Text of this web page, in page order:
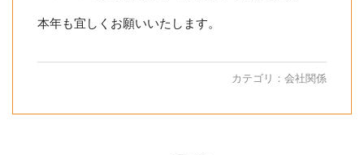
本年も宜しくお願いいたします。
カテゴリ： 会社関係